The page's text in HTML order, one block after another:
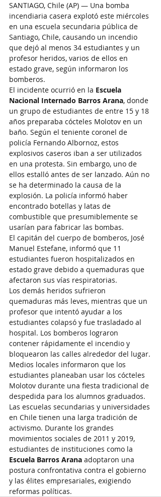
SANTIAGO, Chile (AP) — Una bomba
incendiaria casera explotó este miércoles
en una escuela secundaria pública de
Santiago, Chile, causando un incendio
que dejó al menos 34 estudiantes y un
profesor heridos, varios de ellos en
estado grave, según informaron los
bomberos.
El incidente ocurrió en la Escuela
Nacional Internado Barros Arana, donde
un grupo de estudiantes de entre 15 y 18
años preparaba cócteles Molotov en un
baño. Según el teniente coronel de
policía Fernando Albornoz, estos
explosivos caseros iban a ser utilizados
en una protesta. Sin embargo, uno de
ellos estalló antes de ser lanzado. Aún no
se ha determinado la causa de la
explosión. La policía informó haber
encontrado botellas y latas de
combustible que presumiblemente se
usarían para fabricar las bombas.
El capitán del cuerpo de bomberos, José
Manuel Estefane, informó que 11
estudiantes fueron hospitalizados en
estado grave debido a quemaduras que
afectaron sus vías respiratorias.
Los demás heridos sufrieron
quemaduras más leves, mientras que un
profesor que intentó ayudar a los
estudiantes colapsó y fue trasladado al
hospital. Los bomberos lograron
contener rápidamente el incendio y
bloquearon las calles alrededor del lugar.
Medios locales informaron que los
estudiantes planeaban usar los cócteles
Molotov durante una fiesta tradicional de
despedida para los alumnos graduados.
Las escuelas secundarias y universidades
en Chile tienen una larga tradición de
activismo. Durante los grandes
movimientos sociales de 2011 y 2019,
estudiantes de instituciones como la
Escuela Barros Arana adoptaron una
postura confrontativa contra el gobierno
y las élites empresariales, exigiendo
reformas políticas.